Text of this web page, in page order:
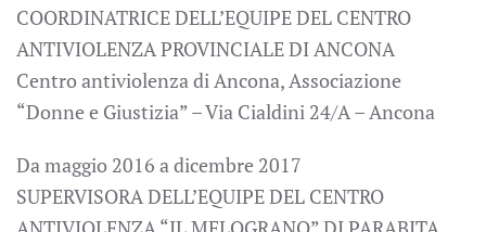
COORDINATRICE DELL’EQUIPE DEL CENTRO
ANTIVIOLENZA PROVINCIALE DI ANCONA
Centro antiviolenza di Ancona, Associazione
“Donne e Giustizia” – Via Cialdini 24/A – Ancona
Da maggio 2016 a dicembre 2017
SUPERVISORA DELL’EQUIPE DEL CENTRO